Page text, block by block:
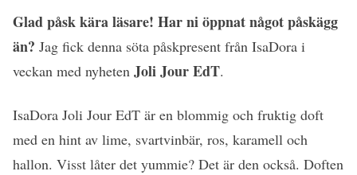
Glad påsk kära läsare! Har ni öppnat något påskägg
än? Jag fick denna söta påskpresent från IsaDora i
veckan med nyheten Joli Jour EdT.
IsaDora Joli Jour EdT är en blommig och fruktig doft
med en hint av lime, svartvinbär, ros, karamell och
hallon. Visst låter det yummie? Det är den också. Doften